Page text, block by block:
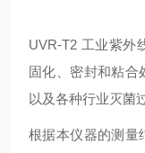
UVR-T2 工业紫外
固化、密封和粘合
以及各种行业灭菌
根据本仪器的测量